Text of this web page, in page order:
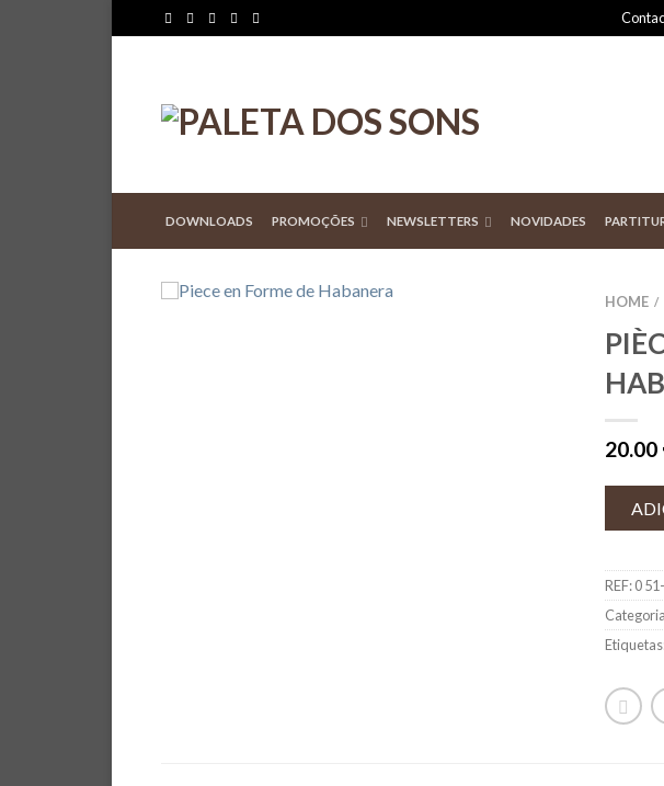
DOWNLOADS PROMOÇÕES NEWSLETTERS NOVIDADES
HOME /
20.00
REF:0